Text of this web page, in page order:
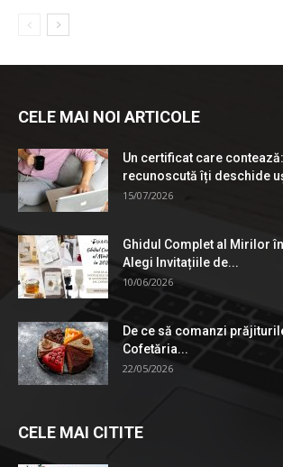
CELE MAI NOI ARTICOLE
Un certificat care
recunoscută îți deschide
15/07/2026
Ghidul Complet al Mirilor
Alegi Invitațiile de...
10/06/2026
De ce să comanzi
Cofetăria...
22/05/2026
CELE MAI CITITE